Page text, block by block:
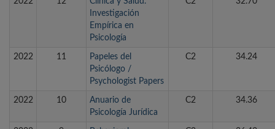
Investigación
Empírica en
Psicología
2022 11
Papeles del
Psicólogo /
Psychologist Papers
C2 34.24
2022 10
Anuario de
Psicología Jurídica
C2 34.36